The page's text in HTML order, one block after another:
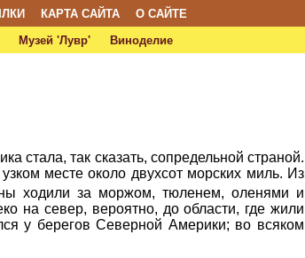
КАРТА САЙТА
О САЙТЕ
Музей 'Лувр' Виноделие
стала, так сказать, сопредельной страной.
месте около двухсот морских миль. Из
ходили за моржом, тюленем, оленями и
на север, вероятно, до области, где жили
у берегов Северной Америки; во всяком